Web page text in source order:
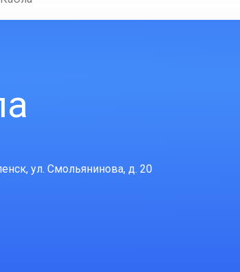
ул. Смольянинова, д. 20